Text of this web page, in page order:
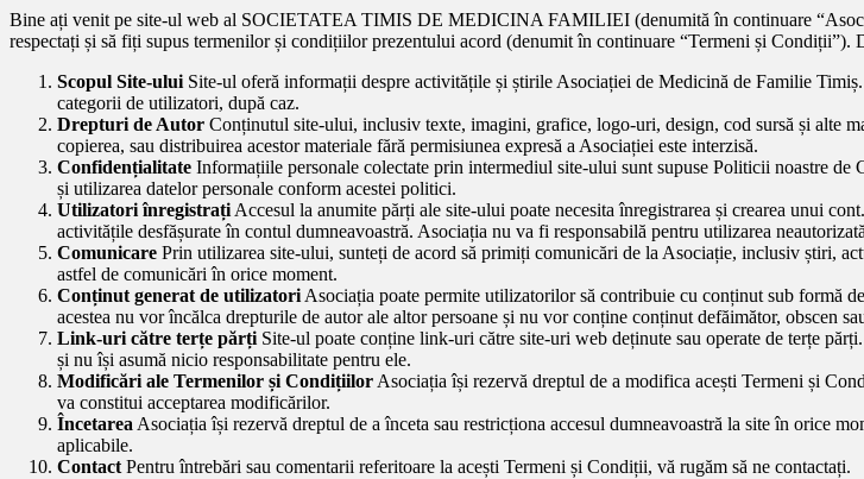
Bine ați venit pe site-ul web al SOCIETATEA TIMIS DE MEDICINA FAMILIEI (denumită în continuare
respectați și să fiți supus termenilor și condițiilor prezentului acord (denumit în continuare “Termeni și
Scopul Site-ului Site-ul oferă informații despre activitățile și știrile Asociației de Medicină de Familie
categorii de utilizatori, după caz.
Drepturi de Autor Conținutul site-ului, inclusiv texte, imagini, grafice, logo-uri, design, cod sursă și alte
copierea, sau distribuirea acestor materiale fără permisiunea expresă a Asociației este interzisă.
Confidențialitate Informațiile personale colectate prin intermediul site-ului sunt supuse Politicii noastre
și utilizarea datelor personale conform acestei politici.
Utilizatori înregistrați Accesul la anumite părți ale site-ului poate necesita înregistrarea și crearea unui
activitățile desfășurate în contul dumneavoastră. Asociația nu va fi responsabilă pentru utilizarea
Comunicare Prin utilizarea site-ului, sunteți de acord să primiți comunicări de la Asociație, inclusiv știri,
astfel de comunicări în orice moment.
Conținut generat de utilizatori Asociația poate permite utilizatorilor să contribuie cu conținut sub formă
acestea nu vor încălca drepturile de autor ale altor persoane și nu vor conține conținut defăimător, obscen
Link-uri către terțe părți Site-ul poate conține link-uri către site-uri web deținute sau operate de terțe
și nu își asumă nicio responsabilitate pentru ele.
Modificări ale Termenilor și Condițiilor Asociația își rezervă dreptul de a modifica acești Termeni și
va constitui acceptarea modificărilor.
Încetarea Asociația își rezervă dreptul de a înceta sau restricționa accesul dumneavoastră la site în orice
aplicabile.
Contact Pentru întrebări sau comentarii referitoare la acești Termeni și Condiții, vă rugăm să ne contactați.